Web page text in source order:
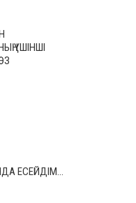
ҮШІНШІ
ЕСЕЙДІМ…